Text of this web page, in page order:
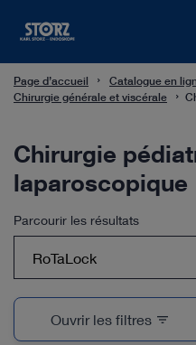
Page d’accueil
Catalogue en
Chirurgie générale et viscérale
Chirurgie
laparoscopique
Parcourir les résultats
Ouvrir les filtres filter_list